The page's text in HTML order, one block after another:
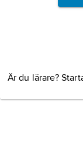
Är du lärare?